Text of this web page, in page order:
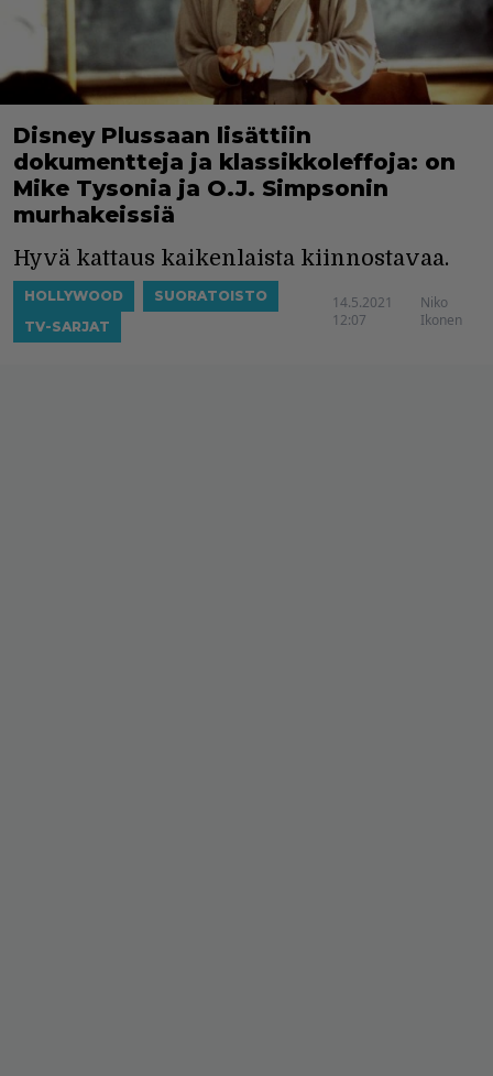
Disney Plussaan lisättiin
dokumentteja ja klassikkoleffoja: on
Mike Tysonia ja O.J. Simpsonin
murhakeissiä
Hyvä kattaus kaikenlaista kiinnostavaa.
HOLLYWOOD
SUORATOISTO
TV-SARJAT
14.5.2021
12:07
Niko
Ikonen